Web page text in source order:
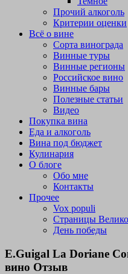
Прочий алкоголь
Критерии оценки
Всё о вине
Сорта винограда
Винные туры
Винные регионы
Российское вино
Винные бары
Полезные статьи
Видео
Покупка вина
Еда и алкоголь
Вина под бюджет
Кулинария
О блоге
Обо мне
Контакты
Прочее
Vox populi
Страницы
День победы
E.Guigal La Doriane
вино Отзыв